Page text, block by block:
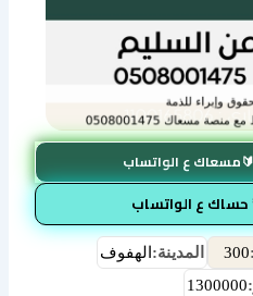
ع الواتساب
حساك ع الواتساب
300 المدينة: الهفوف
1300000